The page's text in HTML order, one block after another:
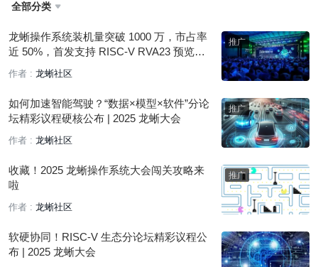
全部分类 
龙蜥操作系统装机量突破 1000 万，市占率
近 50%，首发支持 RISC-V RVA23 预览
版！
作者 : 龙蜥社区
如何加速智能驾驶？“数据×模型×软件”分论
坛精彩议程硬核公布 | 2025 龙蜥大会
作者 : 龙蜥社区
收藏！2025 龙蜥操作系统大会闯关攻略来
啦
作者 : 龙蜥社区
软硬协同！RISC-V 生态分论坛精彩议程公
布 | 2025 龙蜥大会